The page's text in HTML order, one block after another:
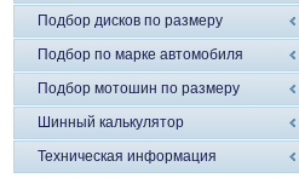
Подбор дисков по размеру
Подбор по марке автомобиля
Подбор мотошин по размеру
Шинный калькулятор
Техническая информация